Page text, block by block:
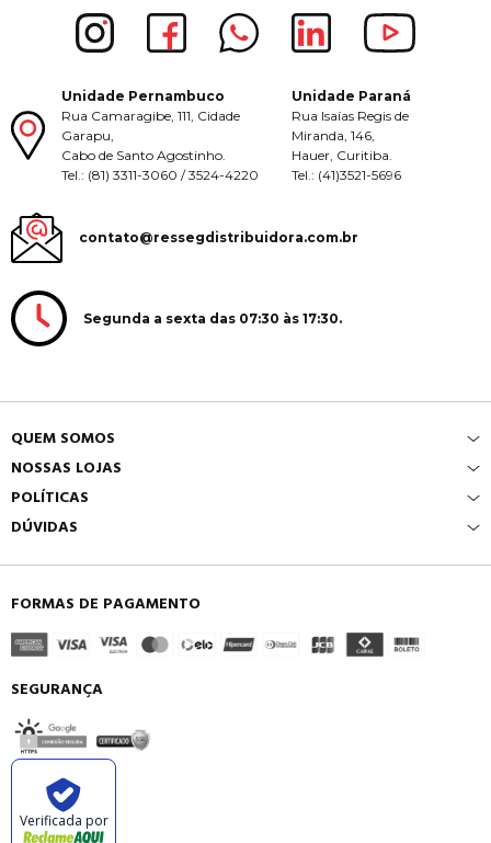
Unidade Pernambuco
Rua Camaragibe, 111, Cidade
Garapu,
Cabo de Santo Agostinho.
Tel.: (81) 3311-3060 / 3524-4220
Unidade Paraná
Rua Isaías Regis de
Miranda, 146,
Hauer, Curitiba.
Tel.: (41)3521-5696
contato@ressegdistribuidora.com.br
Segunda a sexta das 07:30 às 17:30.
QUEM SOMOS
NOSSAS LOJAS
POLÍTICAS
DÚVIDAS
FORMAS DE PAGAMENTO
SEGURANÇA
Verificada por